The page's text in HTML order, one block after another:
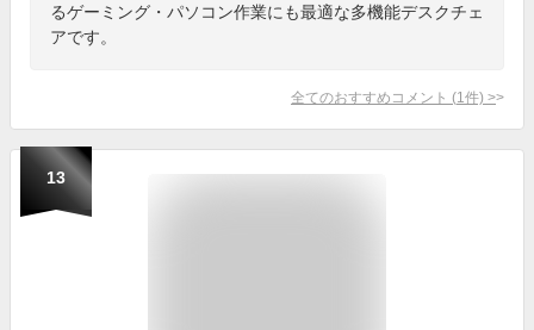
るゲーミング・パソコン作業にも最適な多機能デスクチェ
アです。
全てのおすすめコメント (1 件) >
13